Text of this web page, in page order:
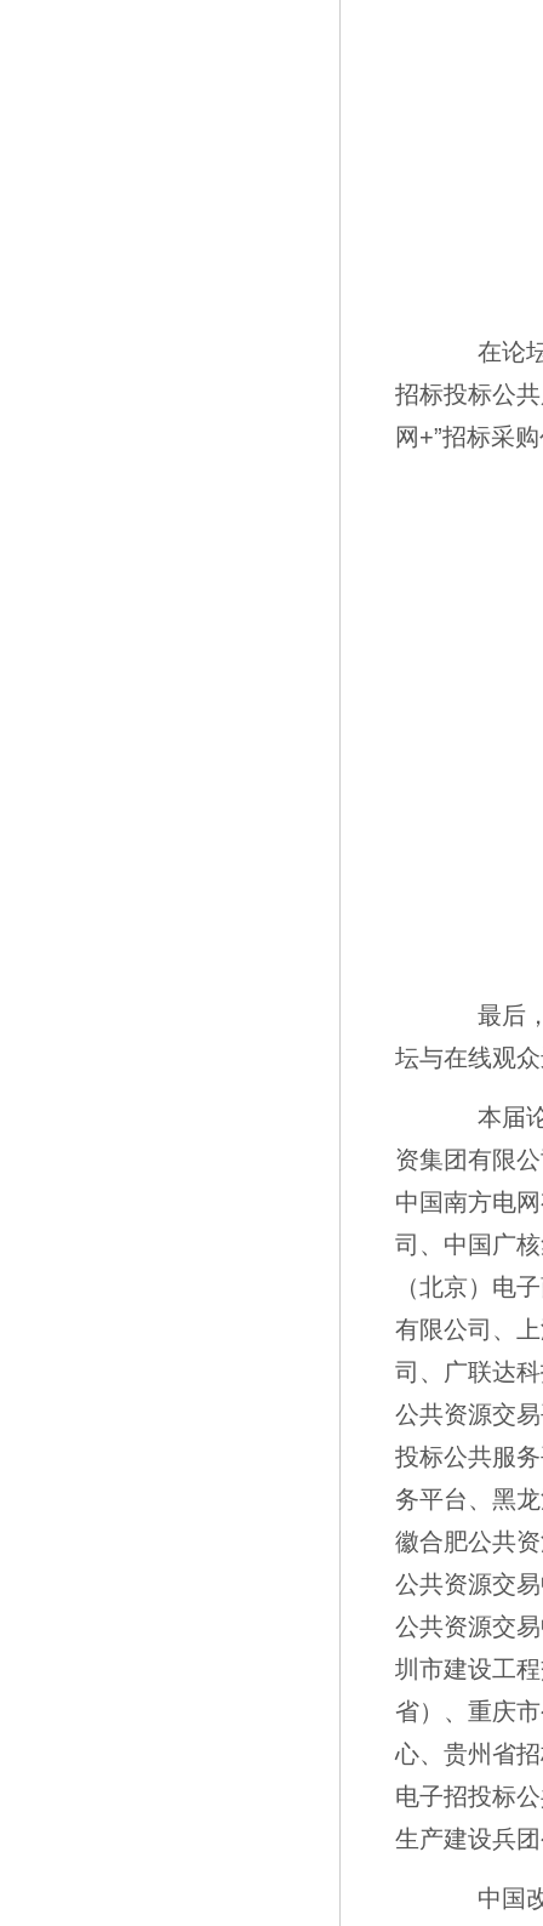
在论坛
招标投标公
网+”招标采
最后，
坛与在线观
本届论
资集团有限
中国南方电
司、中国广
（北京）电
有限公司、
司、广联达
公共资源交
投标公共服
务平台、黑
徽合肥公共
公共资源交
公共资源交
圳市建设工
省）、重庆
心、贵州省
电子招投标
生产建设兵
中国改